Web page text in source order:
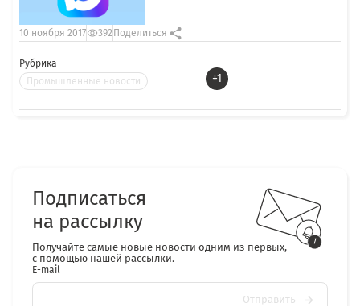
Рубрика
Промышленные новости
+1
10 ноября 2017 392 Поделиться
Подписаться
на рассылку
Получайте самые новые новости одним из первых,
с помощью нашей рассылки.
E-mail
Отправить